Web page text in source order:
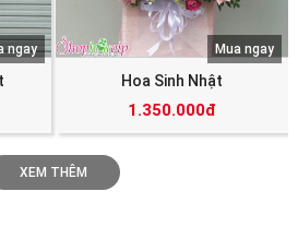
ngay
Hoa Sinh Nhật
1.350.000đ
Mua ngay
XEM THÊM